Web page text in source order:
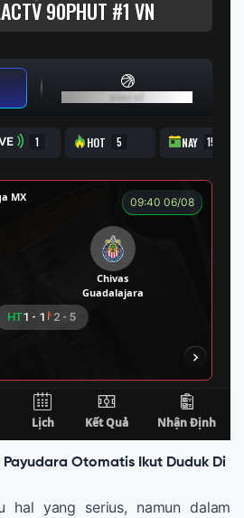
Payudara Otomatis Ikut Duduk Di
hal yang serius, namun dalam